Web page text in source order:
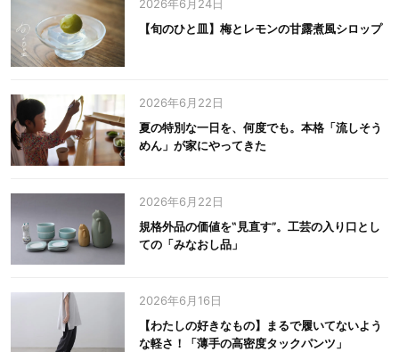
2026年6月24日
【旬のひと皿】梅とレモンの甘露煮風シロップ
2026年6月22日
夏の特別な一日を、何度でも。本格「流しそう
めん」が家にやってきた
2026年6月22日
規格外品の価値を‟見直す”。工芸の入り口とし
ての「みなおし品」
2026年6月16日
【わたしの好きなもの】まるで履いてないよう
な軽さ！「薄手の高密度タックパンツ」